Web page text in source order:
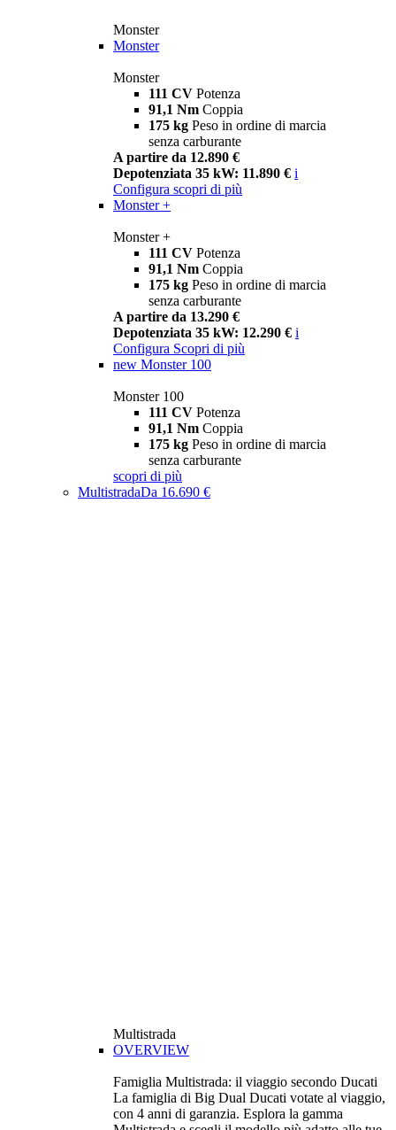
Monster
Monster
Monster
111 CV Potenza
91,1 Nm Coppia
175 kg Peso in ordine di marcia
senza carburante
A partire da 12.890 €
Depotenziata 35 kW: 11.890 € i
Configura scopri di più
Monster +
Monster +
111 CV Potenza
91,1 Nm Coppia
175 kg Peso in ordine di marcia
senza carburante
A partire da 13.290 €
Depotenziata 35 kW: 12.290 € i
Configura Scopri di più
new Monster 100
Monster 100
111 CV Potenza
91,1 Nm Coppia
175 kg Peso in ordine di marcia
senza carburante
scopri di più
MultistradaDa 16.690 €
Multistrada
OVERVIEW
Famiglia Multistrada: il viaggio secondo Ducati
La famiglia di Big Dual Ducati votate al viaggio,
con 4 anni di garanzia. Esplora la gamma